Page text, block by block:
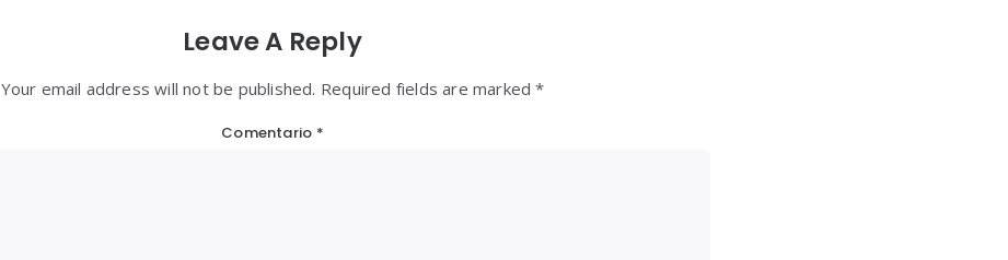
Leave A Reply
Your email address will not be published. Required fields are marked *
Comentario *